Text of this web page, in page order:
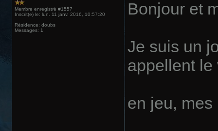
Membre enregistré #1557
Inscrit(e) le: lun. 11 janv. 2016, 10:57:20
Résidence: doubs
Messages: 1
Bonjour et
Je suis un
appellent le
en jeu,